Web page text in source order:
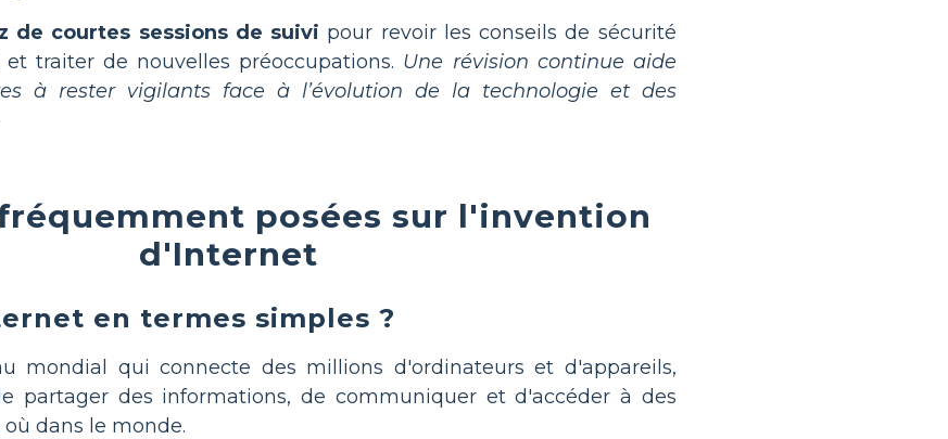
de courtes sessions de suivi pour revoir les conseils de sécurité
et traiter de nouvelles préoccupations. Une révision continue aide
à rester vigilants face à l’évolution de la technologie et des
posées sur l'invention
d'Internet
en termes simples ?
mondial qui connecte des millions d'ordinateurs et d'appareils,
partager des informations, de communiquer et d'accéder à des
dans le monde.